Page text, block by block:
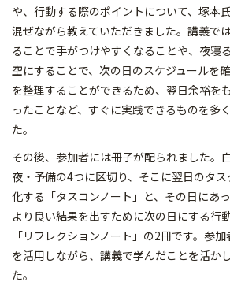
や、行動する際のポイントについて、塚本
混ぜながら教えていただきました。講義で
ることで手がつけやすくなることや、夜寝
空にすることで、次の日のスケジュールを
を整理することができるため、翌日余裕を
ったことなど、すぐに実践できるものを多
た。
その後、参加者には冊子が配られました。
夜・予備の4つに区切り、そこに翌日のタ
化する「タスコンノート」と、その日にあ
より良い結果を出すために次の日にする行
「リフレクションノート」の2冊です。参
を活用しながら、講義で学んだことを活か
た。